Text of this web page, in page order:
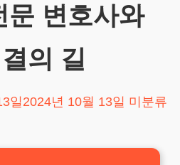
문 변호사와
의 길
일 2024년 10월 13일 미분류